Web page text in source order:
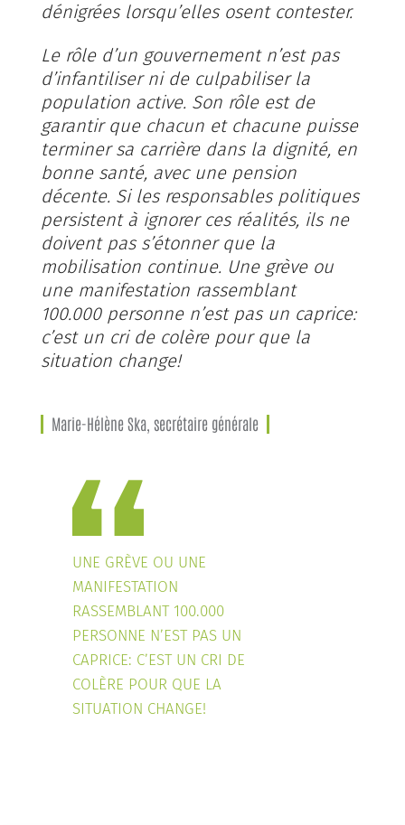
dénigrées lorsqu’elles osent contester.
Le rôle d’un gouvernement n’est pas
d’infantiliser ni de culpabiliser la
population active. Son rôle est de
garantir que chacun et chacune puisse
terminer sa carrière dans la dignité, en
bonne santé, avec une pension
décente. Si les responsables politiques
persistent à ignorer ces réalités, ils ne
doivent pas s’étonner que la
mobilisation continue. Une grève ou
une manifestation rassemblant
100.000 personne n’est pas un caprice:
c’est un cri de colère pour que la
situation change!
Marie-Hélène Ska, secrétaire générale
UNE GRÈVE OU UNE
MANIFESTATION
RASSEMBLANT 100.000
PERSONNE N’EST PAS UN
CAPRICE: C’EST UN CRI DE
COLÈRE POUR QUE LA
SITUATION CHANGE!